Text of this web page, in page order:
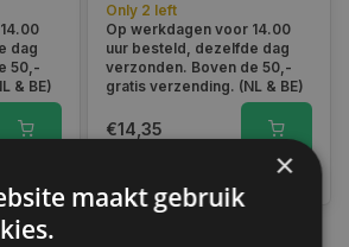
dag
50,-
& BE)
Only 2 left
Op werkdagen voor 14.00
uur besteld, dezelfde dag
verzonden. Boven de 50,-
gratis verzending. (NL & BE)
€14,35
×
maakt gebruik